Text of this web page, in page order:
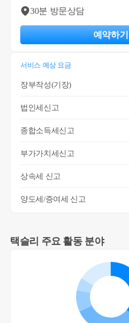
30분 방문상담
예약하기
서비스 예상 요금
장부작성(기장)
법인세신고
종합소득세신고
부가가치세신고
상속세 신고
양도세/증여세 신고
택슬리 주요 활동 분야